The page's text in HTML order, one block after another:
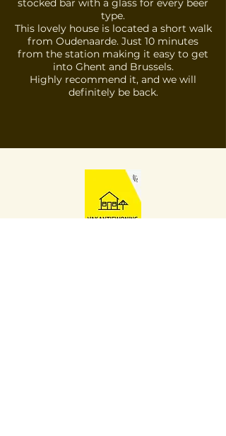
stocked bar with a glass for every beer
type.
This lovely house is located a short walk
from Oudenaarde. Just 10 minutes
from the station making it easy to get
into Ghent and Brussels.
Highly recommend it, and we will
definitely be back.